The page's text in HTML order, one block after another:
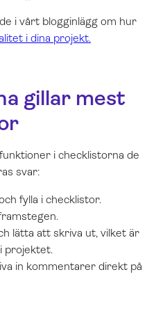
i vårt blogginlägg om hur
i dina projekt.
gillar mest
i checklistorna de
svar:
fylla i checklistor.
lätta att skriva ut, vilket är
projektet.
in kommentarer direkt på